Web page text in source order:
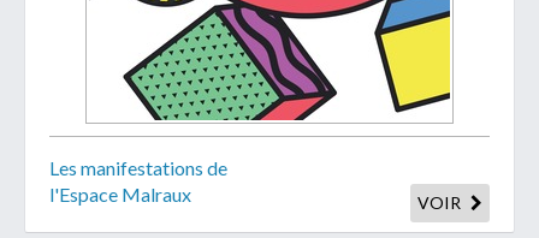
Les manifestations de
l'Espace Malraux
VOIR